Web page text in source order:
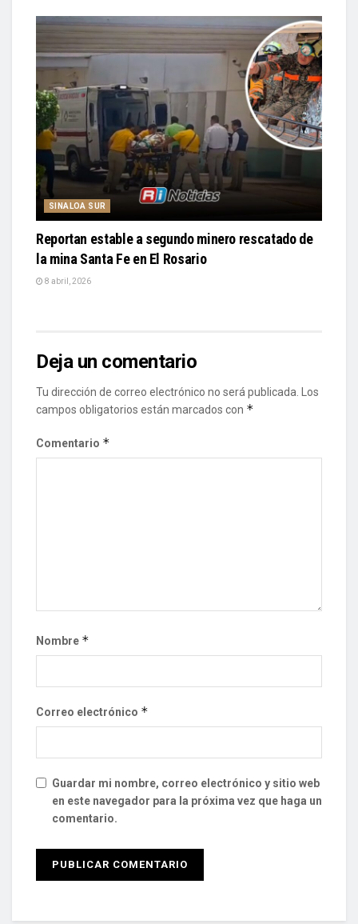
SINALOA SUR
Reportan estable a segundo minero rescatado de
la mina Santa Fe en El Rosario
8 abril, 2026
Deja un comentario
Tu dirección de correo electrónico no será publicada. Los
campos obligatorios están marcados con *
Comentario *
Nombre *
Correo electrónico *
Guardar mi nombre, correo electrónico y sitio web
en este navegador para la próxima vez que haga un
comentario.